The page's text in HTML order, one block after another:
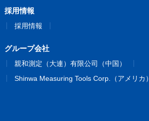
採用情報
採用情報
グループ会社
親和測定（大連）有限公司（中国）
Shinwa Measuring Tools Corp.（アメリカ）